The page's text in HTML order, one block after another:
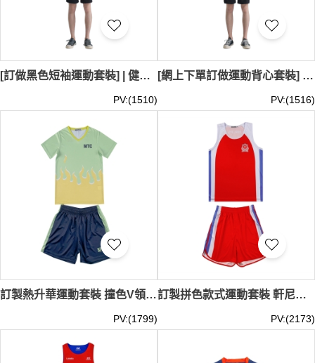
起, 視乎數量而定。貨期約需14-21天。
[訂做黑色短袖運動套裝] | 健身裝備 | 牛角袖短袖T恤 | 圓領短袖運動套裝 WTV191
PV:(1510)
[網上下單訂做運動背心套裝] | 黑色運動套裝 | 健身中心背心運動套裝 | 運動套裝供應商 WTV190
PV:(1516)
訂製熱升華運動套裝 撞色V領短袖上衣 訓練學院田徑服套裝 訓練營 WTV188
PV:(1799)
訂製拼色款式運動套裝 軒尼詩道官立小學 HRGPS 田徑跑步運動套裝 背心運動上衣 吸濕排汗運動衫 WTV187
PV:(2173)